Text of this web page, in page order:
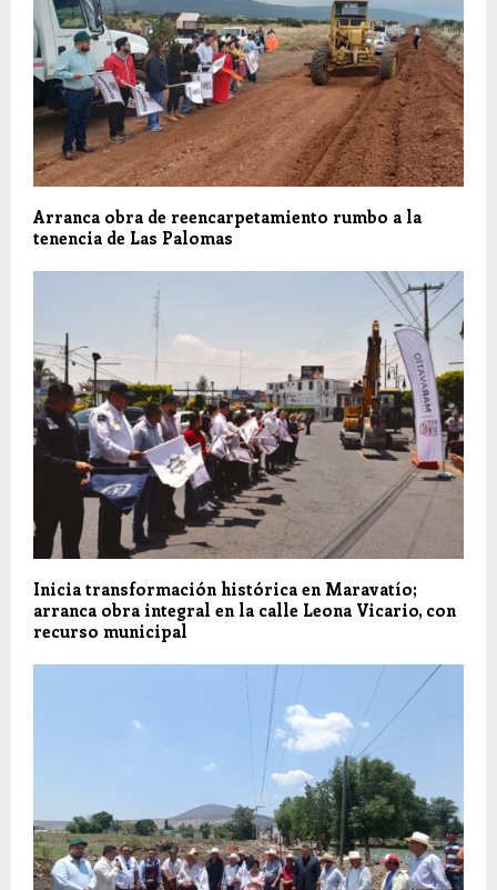
Arranca obra de reencarpetamiento rumbo a la
tenencia de Las Palomas
Inicia transformación histórica en Maravatío;
arranca obra integral en la calle Leona Vicario, con
recurso municipal